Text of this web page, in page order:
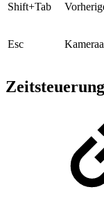
Shift+Tab
Esc